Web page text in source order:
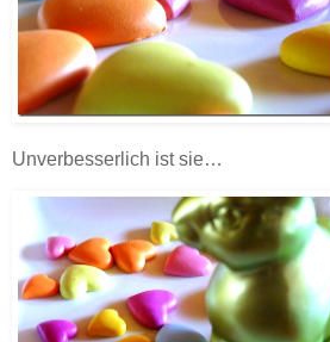
Unverbesserlich ist sie…